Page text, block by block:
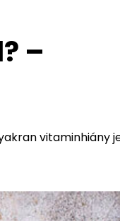
–
vitaminhiány